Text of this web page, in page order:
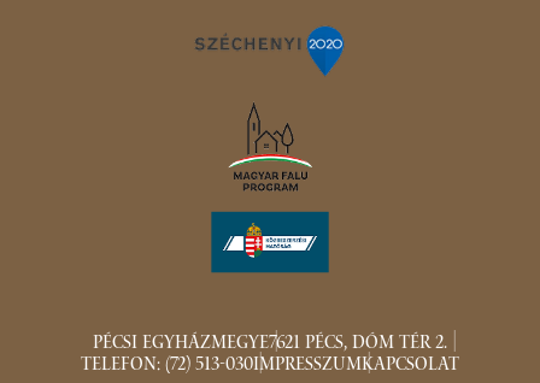
PÉCSI EGYHÁZMEGYE7621 PÉCS, DÓM TÉR 2.
TELEFON: (72) 513-030IMPRESSZUMKAPCSOLAT